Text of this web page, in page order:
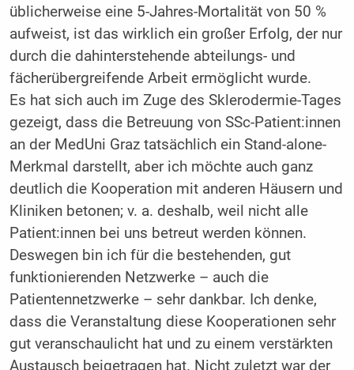
üblicherweise eine 5-Jahres-Mortalität von 50 %
aufweist, ist das wirklich ein großer Erfolg, der nur
durch die dahinterstehende abteilungs- und
fächerübergreifende Arbeit ermöglicht wurde.
Es hat sich auch im Zuge des Sklerodermie-Tages
gezeigt, dass die Betreuung von SSc-Patient:innen
an der MedUni Graz tatsächlich ein Stand-alone-
Merkmal darstellt, aber ich möchte auch ganz
deutlich die Kooperation mit anderen Häusern und
Kliniken betonen; v. a. deshalb, weil nicht alle
Patient:innen bei uns betreut werden können.
Deswegen bin ich für die bestehenden, gut
funktionierenden Netzwerke – auch die
Patientennetzwerke – sehr dankbar. Ich denke,
dass die Veranstaltung diese Kooperationen sehr
gut veranschaulicht hat und zu einem verstärkten
Austausch beigetragen hat. Nicht zuletzt war der